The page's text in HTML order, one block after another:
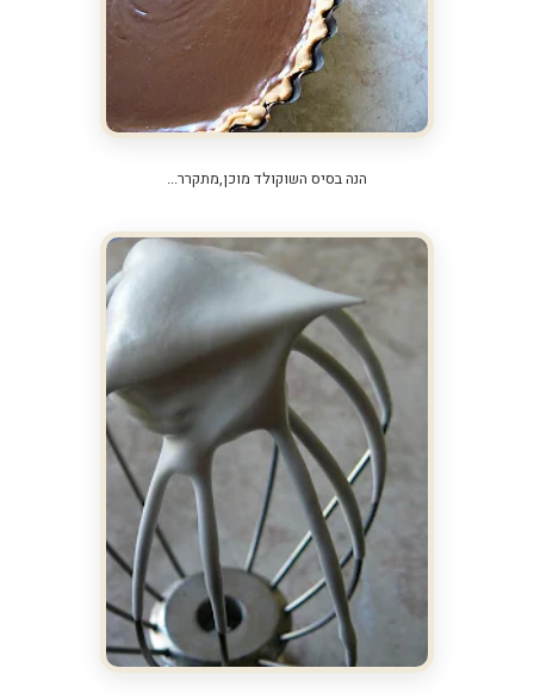
הנה בסיס השוקולד מוכן,מתקרר...